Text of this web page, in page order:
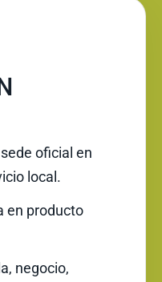
oficial en
local.
en producto
negocio,